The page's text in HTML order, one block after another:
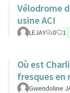
Vélodrome
usine ACI
LEJAY 0 1
Où est
fresques en
Gwendoline